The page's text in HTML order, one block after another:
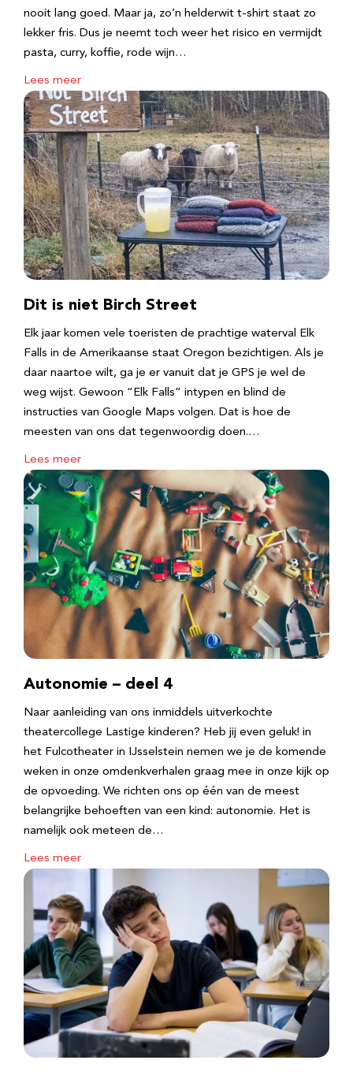
nooit lang goed. Maar ja, zo’n helderwit t-shirt staat zo
lekker fris. Dus je neemt toch weer het risico en vermijdt
pasta, curry, koffie, rode wijn…
Lees meer
Dit is niet Birch Street
Elk jaar komen vele toeristen de prachtige waterval Elk
Falls in de Amerikaanse staat Oregon bezichtigen. Als je
daar naartoe wilt, ga je er vanuit dat je GPS je wel de
weg wijst. Gewoon “Elk Falls” intypen en blind de
instructies van Google Maps volgen. Dat is hoe de
meesten van ons dat tegenwoordig doen.…
Lees meer
Autonomie – deel 4
Naar aanleiding van ons inmiddels uitverkochte
theatercollege Lastige kinderen? Heb jij even geluk! in
het Fulcotheater in IJsselstein nemen we je de komende
weken in onze omdenkverhalen graag mee in onze kijk op
de opvoeding. We richten ons op één van de meest
belangrijke behoeften van een kind: autonomie. Het is
namelijk ook meteen de…
Lees meer